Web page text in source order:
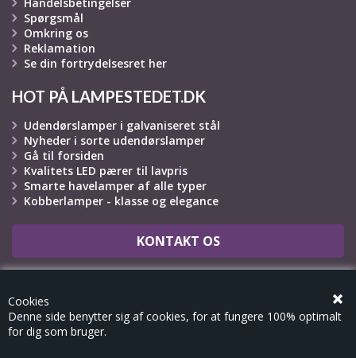
Cookies
Denne side benytter sig af cookies, for at fungere 100% optimalt
for dig som bruger.
Spørgsmål
Omkring os
Reklamation
Se din fortrydelsesret her
HOT PÅ LAMPESTEDET.DK
Udendørslamper i galvaniseret stål
Nyheder i sorte udendørslamper
Gå til forsiden
Kvalitets LED pærer til lavpris
Smarte havelamper af alle typer
Kobberlamper - klasse og elegance
KONTAKT OS